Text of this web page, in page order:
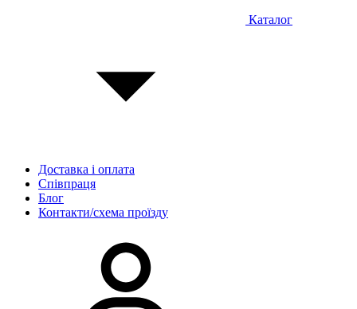
Каталог
Доставка і оплата
Співпраця
Блог
Контакти/схема проїзду